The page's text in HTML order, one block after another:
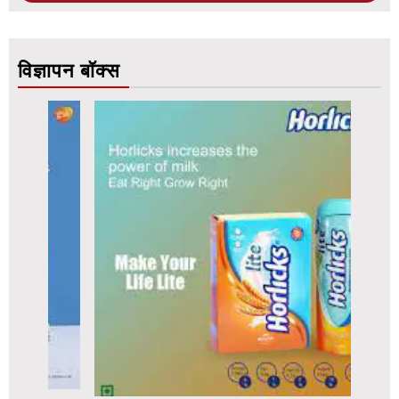
विज्ञापन बॉक्स